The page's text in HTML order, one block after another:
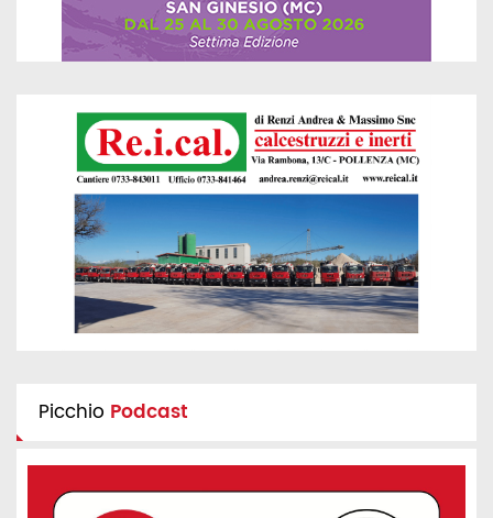
Picchio Podcast